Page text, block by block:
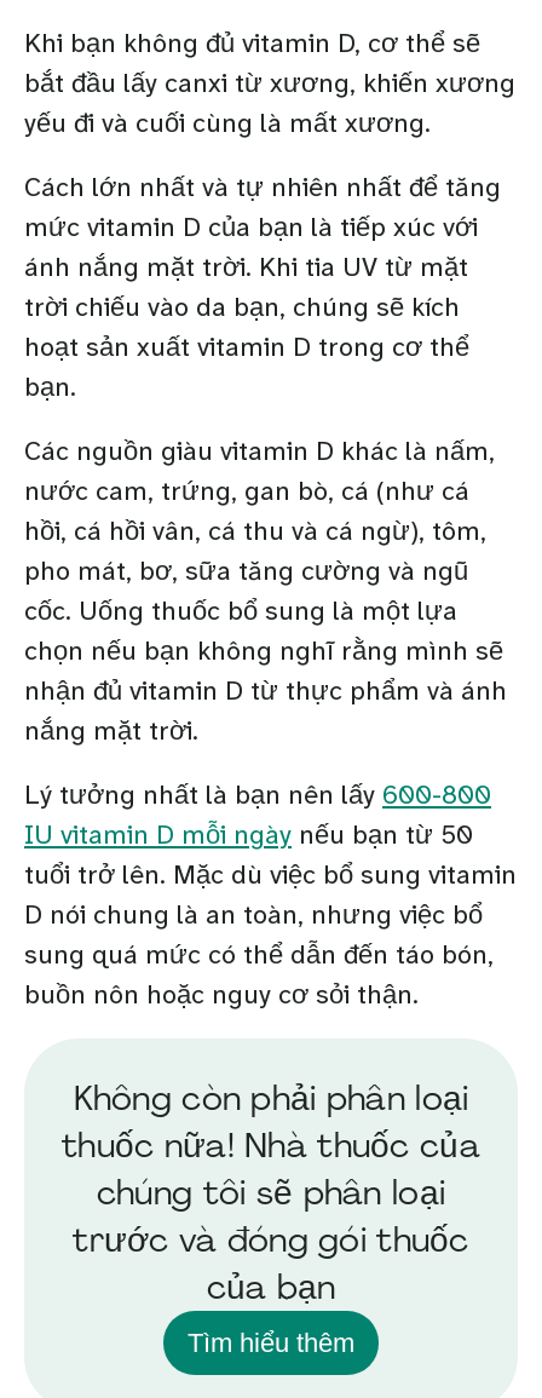
Khi bạn không đủ vitamin D, cơ thể sẽ
bắt đầu lấy canxi từ xương, khiến xương
yếu đi và cuối cùng là mất xương.
Cách lớn nhất và tự nhiên nhất để tăng
mức vitamin D của bạn là tiếp xúc với
ánh nắng mặt trời. Khi tia UV từ mặt
trời chiếu vào da bạn, chúng sẽ kích
hoạt sản xuất vitamin D trong cơ thể
bạn.
Các nguồn giàu vitamin D khác là nấm,
nước cam, trứng, gan bò, cá (như cá
hồi, cá hồi vân, cá thu và cá ngừ), tôm,
pho mát, bơ, sữa tăng cường và ngũ
cốc. Uống thuốc bổ sung là một lựa
chọn nếu bạn không nghĩ rằng mình sẽ
nhận đủ vitamin D từ thực phẩm và ánh
nắng mặt trời.
Lý tưởng nhất là bạn nên lấy 600-800
IU vitamin D mỗi ngày nếu bạn từ 50
tuổi trở lên. Mặc dù việc bổ sung vitamin
D nói chung là an toàn, nhưng việc bổ
sung quá mức có thể dẫn đến táo bón,
buồn nôn hoặc nguy cơ sỏi thận.
Không còn phải phân loại
thuốc nữa! Nhà thuốc của
chúng tôi sẽ phân loại
trước và đóng gói thuốc
của bạn
Tìm hiểu thêm